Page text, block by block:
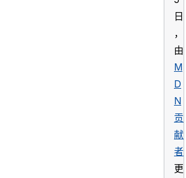
日
，
由
M
D
N
贡
献
者
更